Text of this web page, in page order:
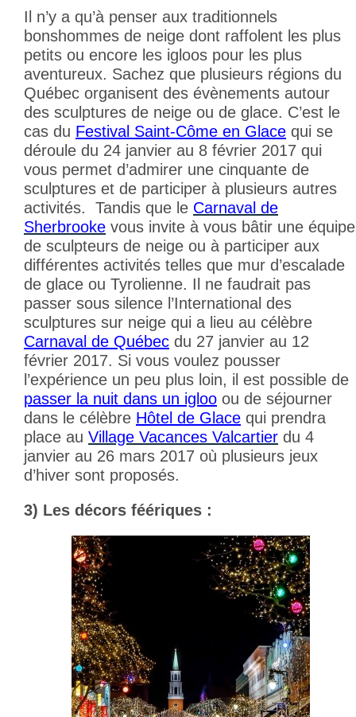
Il n’y a qu’à penser aux traditionnels
bonshommes de neige dont raffolent les plus
petits ou encore les igloos pour les plus
aventureux. Sachez que plusieurs régions du
Québec organisent des évènements autour
des sculptures de neige ou de glace. C’est le
cas du Festival Saint-Côme en Glace qui se
déroule du 24 janvier au 8 février 2017 qui
vous permet d’admirer une cinquante de
sculptures et de participer à plusieurs autres
activités. Tandis que le Carnaval de
Sherbrooke vous invite à vous bâtir une équipe
de sculpteurs de neige ou à participer aux
différentes activités telles que mur d’escalade
de glace ou Tyrolienne. Il ne faudrait pas
passer sous silence l’International des
sculptures sur neige qui a lieu au célèbre
Carnaval de Québec du 27 janvier au 12
février 2017. Si vous voulez pousser
l’expérience un peu plus loin, il est possible de
passer la nuit dans un igloo ou de séjourner
dans le célèbre Hôtel de Glace qui prendra
place au Village Vacances Valcartier du 4
janvier au 26 mars 2017 où plusieurs jeux
d’hiver sont proposés.
3) Les décors féériques :